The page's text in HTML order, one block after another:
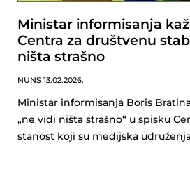
Ministar informisanja
Centra za društvenu
ništa strašno
NUNS 13.02.2026.
Ministar informisanja Boris
„ne vidi ništa strašno“ u spisku
stanost koji su medijska